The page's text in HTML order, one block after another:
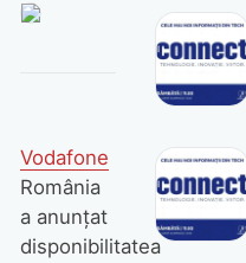
Vodafone
România
a anunţat
disponibilitatea